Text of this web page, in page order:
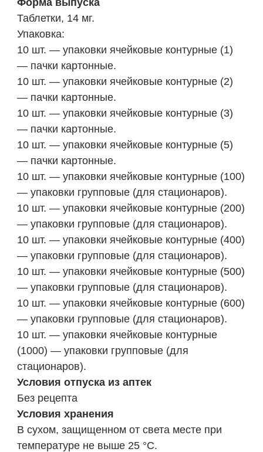
Форма выпуска
Таблетки, 14 мг.
Упаковка:
10 шт. — упаковки ячейковые контурные (1)
— пачки картонные.
10 шт. — упаковки ячейковые контурные (2)
— пачки картонные.
10 шт. — упаковки ячейковые контурные (3)
— пачки картонные.
10 шт. — упаковки ячейковые контурные (5)
— пачки картонные.
10 шт. — упаковки ячейковые контурные (100)
— упаковки групповые (для стационаров).
10 шт. — упаковки ячейковые контурные (200)
— упаковки групповые (для стационаров).
10 шт. — упаковки ячейковые контурные (400)
— упаковки групповые (для стационаров).
10 шт. — упаковки ячейковые контурные (500)
— упаковки групповые (для стационаров).
10 шт. — упаковки ячейковые контурные (600)
— упаковки групповые (для стационаров).
10 шт. — упаковки ячейковые контурные
(1000) — упаковки групповые (для
стационаров).
Условия отпуска из аптек
Без рецепта
Условия хранения
В сухом, защищенном от света месте при
температуре не выше 25 °С.